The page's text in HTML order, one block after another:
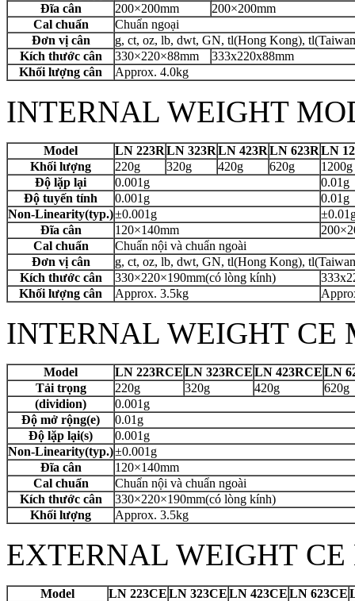
Đĩa cân
200×200mm
200×200mm
Cal chuẩn
Chuẩn ngoại
Đơn vị cân
g, ct, oz, lb, dwt, GN, tl(Hong Kong),
Kích thước cân
330×220×88mm
333x220x88mm
Khối lượng cân
Approx. 4.0kg
INTERNAL WEIGHT
Model LN 223RLN 323RLN 423RLN 623RLN
Khối lượng
220g 320g 420g 620g
1200g
Độ lặp lại
0.001g
0.01g
Độ tuyến tính
0.001g
0.01g
Non-Linearity(typ.)±0.001g
Đĩa cân
120×140mm
Cal chuẩn
Chuẩn nội và chuẩn ngoài
Đơn vị cân
g, ct, oz, lb, dwt, GN, tl(Hong Kong),
Kích thước cân
330×220×190mm(có lòng kính)
Khối lượng cân
Approx. 3.5kg
INTERNAL WEIGHT CE
Model LN 223RCELN 323RCELN 423RCELN
Tải trọng
220g 320g 420g
620g
(dividion)
0.001g
Độ mở rộng(e)
0.01g
Độ lặp lại(s)
0.001g
Non-Linearity(typ.)±0.001g
Đĩa cân
120×140mm
Cal chuẩn
Chuẩn nội và chuẩn ngoài
Kích thước cân
330×220×190mm(có lòng kính)
Khối lượng
Approx. 3.5kg
EXTERNAL WEIGHT CE
Model LN 223CELN 323CELN 423CELN 623CE